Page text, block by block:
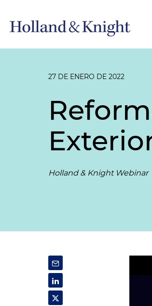
27 DE ENERO DE 2022
Holland & Knight Webinar